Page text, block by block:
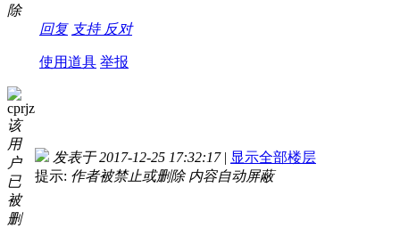
除
回复 支持 反对
使用道具 举报
cprjz
该
用
户
已
被
删
发表于 2017-12-25 17:32:17 | 显示全部楼层
提示: 作者被禁止或删除 内容自动屏蔽